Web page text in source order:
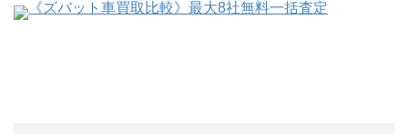
《ズバット車買取比較》最大8社無料一括査定